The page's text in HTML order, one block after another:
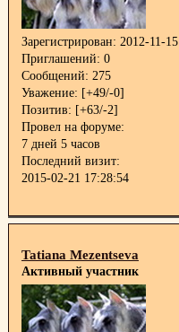
Зарегистрирован: 2012-11-15
Приглашений: 0
Сообщений: 275
Уважение: [+49/-0]
Позитив: [+63/-2]
Провел на форуме:
7 дней 5 часов
Последний визит:
2015-02-21 17:28:54
Tatiana Mezentseva
Активный участник